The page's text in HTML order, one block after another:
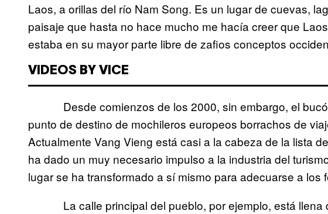
Laos, a orillas del río Nam Song. Es un lugar de cuevas,
paisaje que hasta no hace mucho me hacía creer que
estaba en su mayor parte libre de zafios conceptos
VIDEOS BY VICE
Desde comienzos de los 2000, sin embargo, el
punto de destino de mochileros europeos borrachos de
Actualmente Vang Vieng está casi a la cabeza de la lista
ha dado un muy necesario impulso a la industria del
lugar se ha transformado a sí mismo para adecuarse a los
La calle principal del pueblo, por ejemplo, está llena